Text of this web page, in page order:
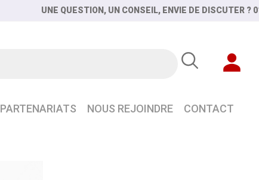
UNE QUESTION, UN CONSEIL, ENVIE DE DISCUTER ?
PARTENARIATS NOUS REJOINDRE CONTACT